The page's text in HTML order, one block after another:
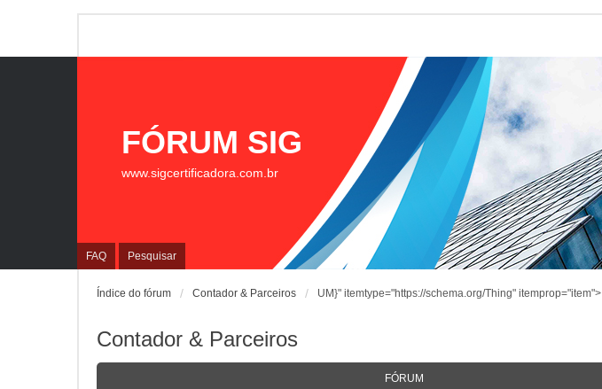
FAQ Pesquisar
FÓRUM SIG
www.sigcertificadora.com.br
Índice do fórum Contador & Parceiros UM}" itemtype="https://schema.org/Thing" itemprop="item">
Contador & Parceiros
FÓRUM